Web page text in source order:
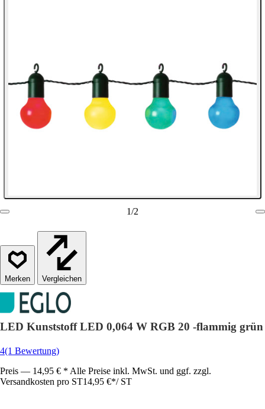
1/2
Vergleichen
LED Kunststoff LED 0,064 W RGB 20 -flammig grün
4(1 Bewertung)
Preis — 14,95 € * Alle Preise inkl. MwSt. und ggf. zzgl.
Versandkosten pro ST14,95 €*/ ST